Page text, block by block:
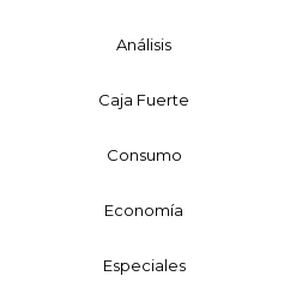
Análisis
Caja Fuerte
Consumo
Economía
Especiales